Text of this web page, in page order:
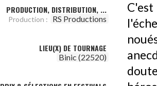
PRODUCTION, DISTRIBUTION, ...
Production : RS Productions
LIEU(X) DE TOURNAGE
Binic (22520)